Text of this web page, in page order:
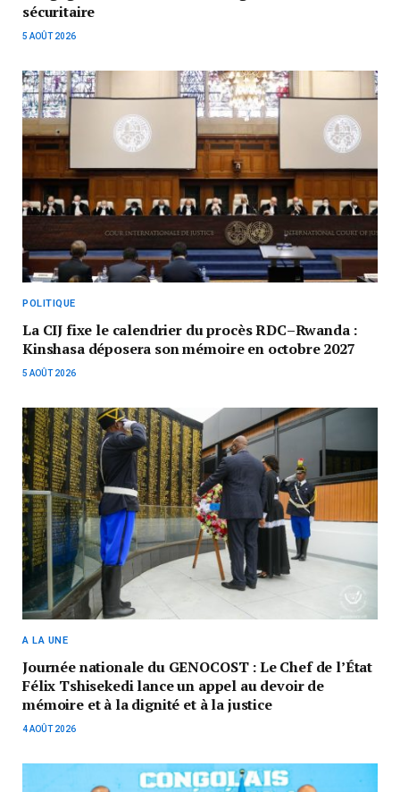
sécuritaire
5 AOÛT 2026
POLITIQUE
La CIJ fixe le calendrier du procès RDC–Rwanda :
Kinshasa déposera son mémoire en octobre 2027
5 AOÛT 2026
A LA UNE
Journée nationale du GENOCOST : Le Chef de l’État
Félix Tshisekedi lance un appel au devoir de
mémoire et à la dignité et à la justice
4 AOÛT 2026